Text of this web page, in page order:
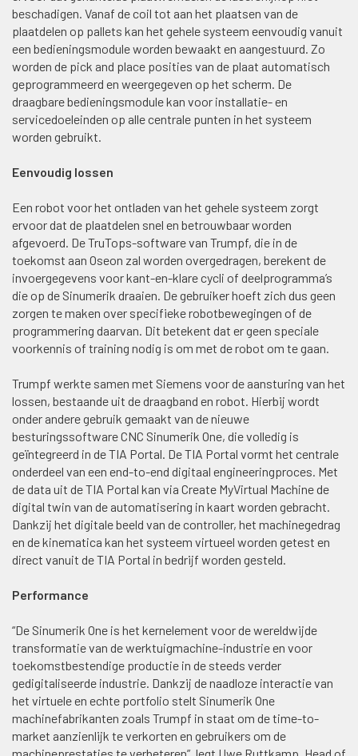
beschadigen. Vanaf de coil tot aan het plaatsen van de
plaatdelen op pallets kan het gehele systeem eenvoudig vanuit
een bedieningsmodule worden bewaakt en aangestuurd. Zo
worden de pick and place posities van de plaat automatisch
geprogrammeerd en weergegeven op het scherm. De
draagbare bedieningsmodule kan voor installatie- en
servicedoeleinden op alle centrale punten in het systeem
worden gebruikt.
Eenvoudig lossen
Een robot voor het ontladen van het gehele systeem zorgt
ervoor dat de plaatdelen snel en betrouwbaar worden
afgevoerd. De TruTops-software van Trumpf, die in de
toekomst aan Oseon zal worden overgedragen, berekent de
invoergegevens voor kant-en-klare cycli of deelprogramma’s
die op de Sinumerik draaien. De gebruiker hoeft zich dus geen
zorgen te maken over specifieke robotbewegingen of de
programmering daarvan. Dit betekent dat er geen speciale
voorkennis of training nodig is om met de robot om te gaan.
Trumpf werkte samen met Siemens voor de aansturing van het
lossen, bestaande uit de draagband en robot. Hierbij wordt
onder andere gebruik gemaakt van de nieuwe
besturingssoftware CNC Sinumerik One, die volledig is
geïntegreerd in de TIA Portal. De TIA Portal vormt het centrale
onderdeel van een end-to-end digitaal engineeringproces. Met
de data uit de TIA Portal kan via Create MyVirtual Machine de
digital twin van de automatisering in kaart worden gebracht.
Dankzij het digitale beeld van de controller, het machinegedrag
en de kinematica kan het systeem virtueel worden getest en
direct vanuit de TIA Portal in bedrijf worden gesteld.
Performance
“De Sinumerik One is het kernelement voor de wereldwijde
transformatie van de werktuigmachine-industrie en voor
toekomstbestendige productie in de steeds verder
gedigitaliseerde industrie. Dankzij de naadloze interactie van
het virtuele en echte portfolio stelt Sinumerik One
machinefabrikanten zoals Trumpf in staat om de time-to-
market aanzienlijk te verkorten en gebruikers om de